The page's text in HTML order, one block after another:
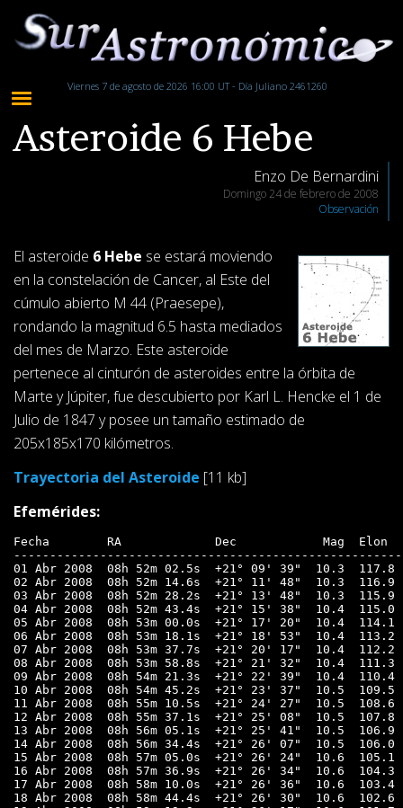
Viernes 7 de agosto de 2026 16:00 UT - Día Juliano 2461260
Asteroide 6 Hebe
Enzo De Bernardini
Domingo 24 de febrero de 2008
Observación
El asteroide 6 Hebe se estará moviendo
en la constelación de Cancer, al Este del
cúmulo abierto M 44 (Praesepe),
rondando la magnitud 6.5 hasta mediados
del mes de Marzo. Este asteroide
pertenece al cinturón de asteroides entre la órbita de
Marte y Júpiter, fue descubierto por Karl L. Hencke el 1 de
Julio de 1847 y posee un tamaño estimado de
205x185x170 kilómetros.
Trayectoria del Asteroide [11 kb]
Efemérides:
Fecha        RA             Dec            Mag  Elon
01 Abr 2008  08h 52m 02.5s  +21° 09' 39"  10.3
02 Abr 2008  08h 52m 14.6s  +21° 11' 48"  10.3
03 Abr 2008  08h 52m 28.2s  +21° 13' 48"  10.3
04 Abr 2008  08h 52m 43.4s  +21° 15' 38"  10.4
05 Abr 2008  08h 53m 00.0s  +21° 17' 20"  10.4
06 Abr 2008  08h 53m 18.1s  +21° 18' 53"  10.4
07 Abr 2008  08h 53m 37.7s  +21° 20' 17"  10.4
08 Abr 2008  08h 53m 58.8s  +21° 21' 32"  10.4
09 Abr 2008  08h 54m 21.3s  +21° 22' 39"  10.4
10 Abr 2008  08h 54m 45.2s  +21° 23' 37"  10.5
11 Abr 2008  08h 55m 10.5s  +21° 24' 27"  10.5
12 Abr 2008  08h 55m 37.1s  +21° 25' 08"  10.5
13 Abr 2008  08h 56m 05.1s  +21° 25' 41"  10.5
14 Abr 2008  08h 56m 34.4s  +21° 26' 07"  10.5
15 Abr 2008  08h 57m 05.0s  +21° 26' 24"  10.6
16 Abr 2008  08h 57m 36.9s  +21° 26' 34"  10.6
17 Abr 2008  08h 58m 10.0s  +21° 26' 36"  10.6
18 Abr 2008  08h 58m 44.4s  +21° 26' 30"  10.6